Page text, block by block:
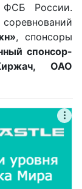
ФСБ России.
, спонсоры
спонсор-
ОАО